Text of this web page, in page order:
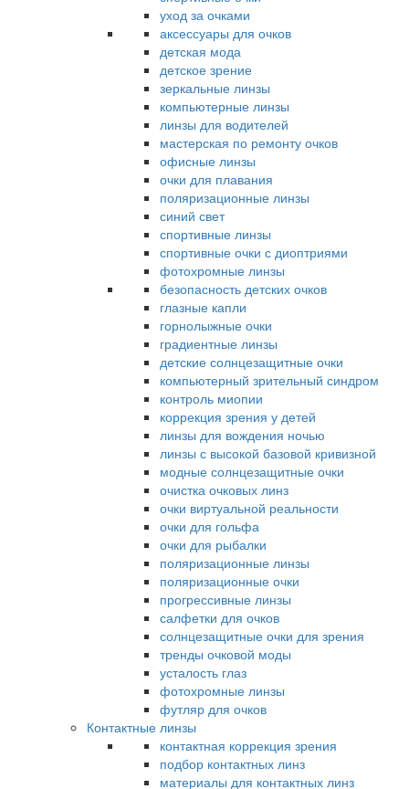
уход за очками
аксессуары для очков
детская мода
детское зрение
зеркальные линзы
компьютерные линзы
линзы для водителей
мастерская по ремонту очков
офисные линзы
очки для плавания
поляризационные линзы
синий свет
спортивные линзы
спортивные очки с диоптриями
фотохромные линзы
безопасность детских очков
глазные капли
горнолыжные очки
градиентные линзы
детские солнцезащитные очки
компьютерный зрительный синдром
контроль миопии
коррекция зрения у детей
линзы для вождения ночью
линзы с высокой базовой кривизной
модные солнцезащитные очки
очистка очковых линз
очки виртуальной реальности
очки для гольфа
очки для рыбалки
поляризационные линзы
поляризационные очки
прогрессивные линзы
салфетки для очков
солнцезащитные очки для зрения
тренды очковой моды
усталость глаз
фотохромные линзы
футляр для очков
Контактные линзы
контактная коррекция зрения
подбор контактных линз
материалы для контактных линз